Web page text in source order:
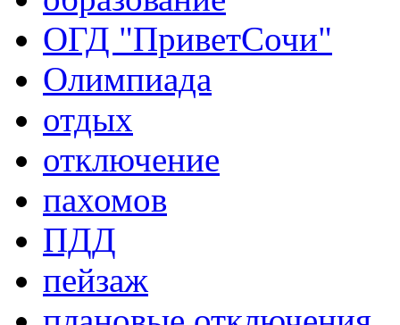
ОГД "ПриветСочи"
Олимпиада
отдых
отключение
пахомов
ПДД
пейзаж